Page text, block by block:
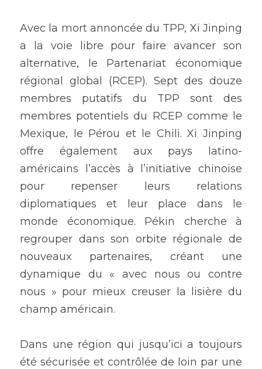
Avec la mort annoncée du TPP, Xi Jinping
a la voie libre pour faire avancer son
alternative, le Partenariat économique
régional global (RCEP). Sept des douze
membres putatifs du TPP sont des
membres potentiels du RCEP comme le
Mexique, le Pérou et le Chili. Xi Jinping
offre également aux pays latino-
américains l’accès à l’initiative chinoise
pour repenser leurs relations
diplomatiques et leur place dans le
monde économique. Pékin cherche à
regrouper dans son orbite régionale de
nouveaux partenaires, créant une
dynamique du « avec nous ou contre
nous » pour mieux creuser la lisière du
champ américain.
Dans une région qui jusqu’ici a toujours
été sécurisée et contrôlée de loin par une